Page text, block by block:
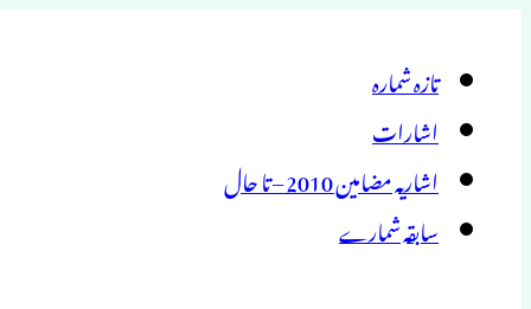
تازہ شمارہ
اشارات
اشاریہ مضامین 2010 – تا حال
سابقہ شمارے